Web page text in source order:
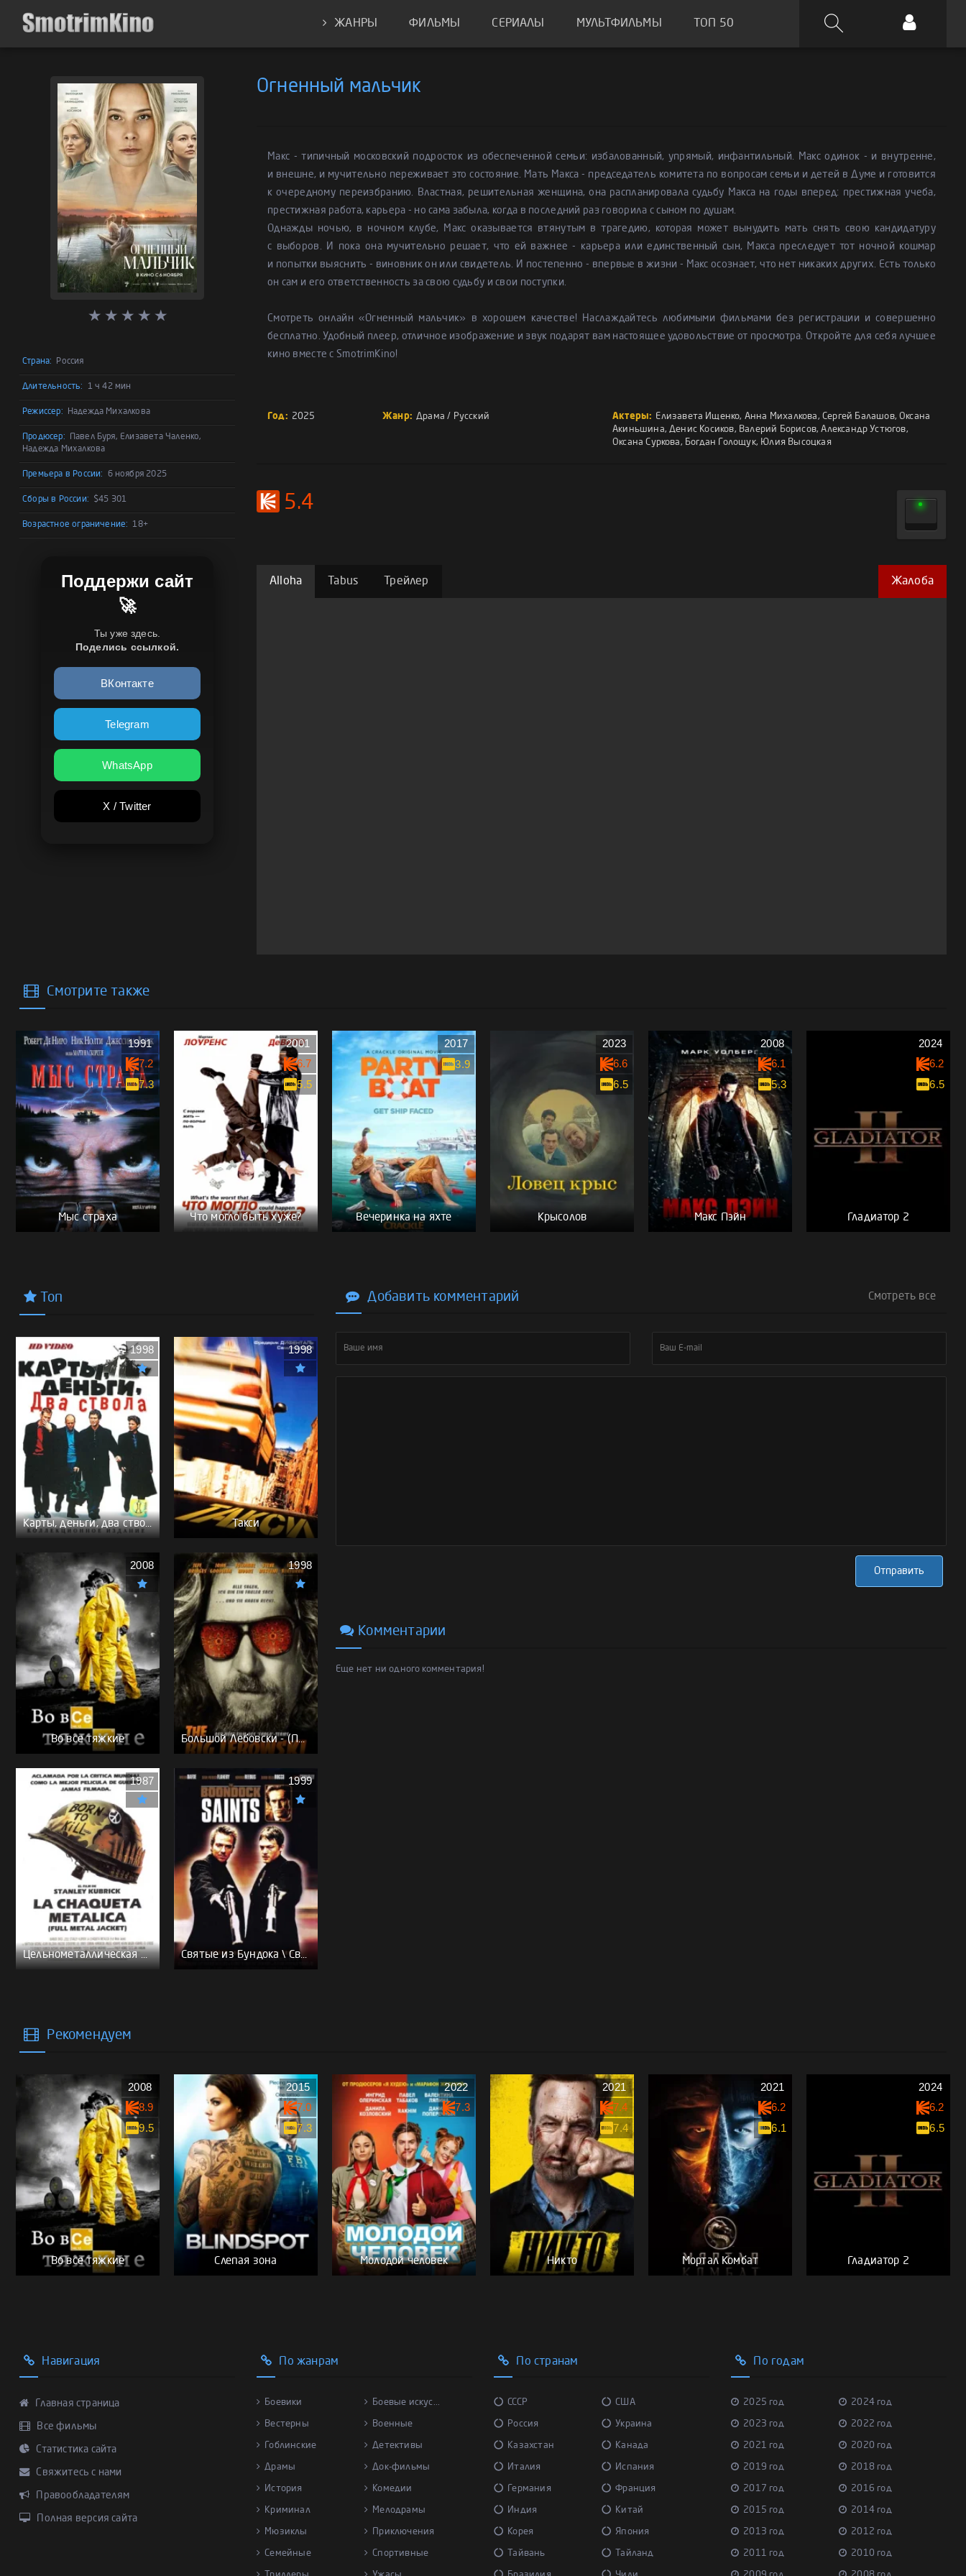
ЖАНРЫ ФИЛЬМЫ СЕРИАЛЫ МУЛЬТФИЛЬМЫ ТОП 50
Страна: Россия
Длительность: 1 ч 42 мин
Режиссер: Надежда Михалкова
Продюсер:
Павел Буря, Елизавета Чаленко,
Надежда Михалкова
Премьера в России: 6 ноября 2025
Сборы в России: $45 301
Возрастное ограничение: 18+
Поддержи сайт
🚀
Ты уже здесь.
Поделись ссылкой.
ВКонтакте
Telegram
WhatsApp
X / Twitter
Огненный мальчик
Макс - типичный московский подросток из обеспеченной семьи: избалованный, упрямый, инфантильный. Макс одинок - и внутренне,
и внешне, и мучительно переживает это состояние. Мать Макса - председатель комитета по вопросам семьи и детей в Думе и готовится
к очередному переизбранию. Властная, решительная женщина, она распланировала судьбу Макса на годы вперед: престижная учеба,
престижная работа, карьера - но сама забыла, когда в последний раз говорила с сыном по душам.
Однажды ночью, в ночном клубе, Макс оказывается втянутым в трагедию, которая может вынудить мать снять свою кандидатуру
с выборов. И пока она мучительно решает, что ей важнее - карьера или единственный сын, Макса преследует тот ночной кошмар
и попытки выяснить - виновник он или свидетель. И постепенно - впервые в жизни - Макс осознает, что нет никаких других. Есть только
он сам и его ответственность за свою судьбу и свои поступки.
Смотреть онлайн «Огненный мальчик» в хорошем качестве! Наслаждайтесь любимыми фильмами без регистрации и совершенно
бесплатно. Удобный плеер, отличное изображение и звук подарят вам настоящее удовольствие от просмотра. Откройте для себя лучшее
кино вместе с SmotrimKino!
Год: 2025 Жанр: Драма / Русский Актеры: Елизавета Ищенко, Анна Михалкова, Сергей Балашов,Оксана
Акиньшина,Денис Косиков, Валерий Борисов,Александр Устюгов,
Оксана Суркова, Богдан Голощук, Юлия Высоцкая
5.4
Alloha Tabus Трейлер Жалоба
Смотрите также
Мыс страха
1991
7.2
7.3
Что могло быть хуже?
2001
6.7
5.5
Вечеринка на яхте
2017
3.9
Крысолов
2023
6.6
6.5
Макс Пэйн
2008
6.1
5.3
Гладиатор 2
2024
6.2
6.5
Топ
Карты, деньги, два ствола - (Перевод Гоблина)
1998
Такси
1998
Во все тяжкие
2008
Большой Лебовски - (Перевод Гоблина)
1998
Цельнометаллическая оболочка - (Перевод Гоблина)
1987
Святые из Бундока \ Святые из трущоб - (Перевод Гоблина)
1999
Добавить комментарий Смотреть все
Отправить
Комментарии
Еще нет ни одного комментария!
Рекомендуем
Во все тяжкие
2008
8.9
9.5
Слепая зона
2015
7.0
7.3
Молодой человек
2022
7.3
Никто
2021
7.4
7.4
Мортал Комбат
2021
6.2
6.1
Гладиатор 2
2024
6.2
6.5
Навигация
Главная страница
Все фильмы
Статистика сайта
Свяжитесь с нами
Правообладателям
Полная версия сайта
По жанрам
Боевики Боевые искус...
Вестерны Военные
Гоблинские Детективы
Драмы Док-фильмы
История Комедии
Криминал Мелодрамы
Мюзиклы Приключения
Семейные Спортивные
По странам
СССР США
Россия Украина
Казахстан Канада
Италия Испания
Германия Франция
Индия Китай
Корея Япония
Тайвань Тайланд
По годам
2025 год 2024 год
2023 год 2022 год
2021 год 2020 год
2019 год 2018 год
2017 год 2016 год
2015 год 2014 год
2013 год 2012 год
2011 год 2010 год